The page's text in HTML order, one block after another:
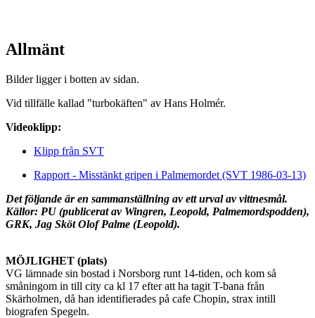
Allmänt
Bilder ligger i botten av sidan.
Vid tillfälle kallad "turbokäften" av Hans Holmér.
Videoklipp:
Klipp från SVT
Rapport - Misstänkt gripen i Palmemordet (SVT 1986-03-13)
Det följande är en sammanställning av ett urval av vittnesmål.
Källor: PU (publicerat av Wingren, Leopold, Palmemordspodden),
GRK, Jag Sköt Olof Palme (Leopold).
MÖJLIGHET (plats)
VG lämnade sin bostad i Norsborg runt 14-tiden, och kom så
småningom in till city ca kl 17 efter att ha tagit T-bana från
Skärholmen, då han identifierades på cafe Chopin, strax intill
biografen Spegeln.